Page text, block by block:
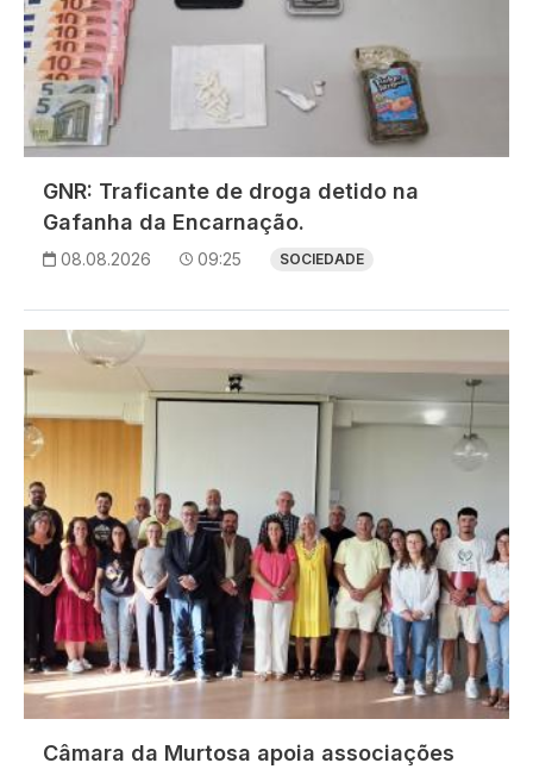
GNR: Traficante de droga detido na
Gafanha da Encarnação.
08.08.2026 09:25 SOCIEDADE
Imagem
Câmara da Murtosa apoia associações